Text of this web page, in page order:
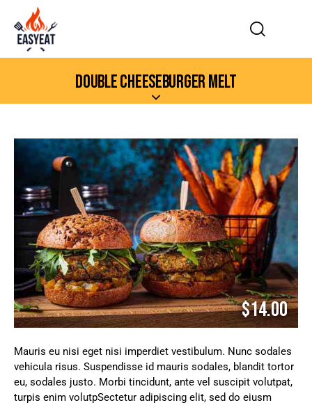
DOUBLE CHEESEBURGER MELT
$14.00
Mauris eu nisi eget nisi imperdiet vestibulum. Nunc sodales
vehicula risus. Suspendisse id mauris sodales, blandit tortor
eu, sodales justo. Morbi tincidunt, ante vel suscipit volutpat,
turpis enim volutpSectetur adipiscing elit, sed do eiusm